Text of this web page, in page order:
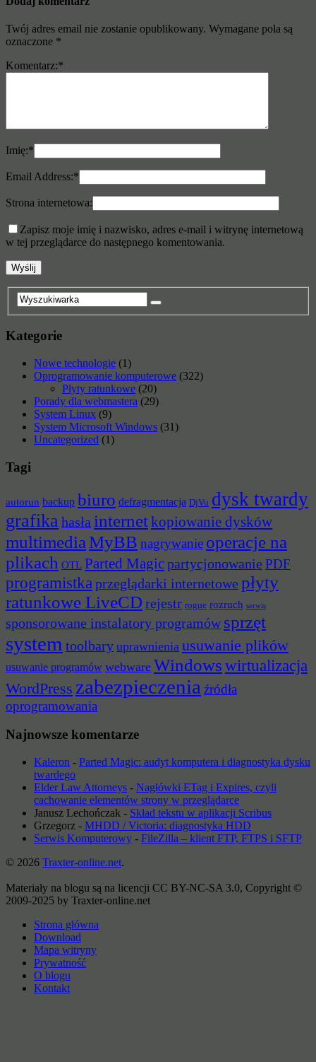
Twój adres email nie zostanie opublikowany. Wymagane pola są
oznaczone *
Komentarz:*
Imię:*
Email Address:*
Strona internetowa:
Zapisz moje imię i nazwisko, adres e-mail i witrynę internetową
w tej przeglądarce do następnego komentowania.
Kategorie
Nowe technologie (1)
Oprogramowanie komputerowe (322)
Płyty ratunkowe (20)
Porady dla webmastera (29)
System Linux (9)
System Microsoft Windows (31)
Uncategorized (1)
Tagi
autorun backup biuro defragmentacja DjVu dysk twardy
grafika hasła internetkopiowanie dysków
multimediaMyBB nagrywanie operacje na
plikach OTL Parted Magicpartycjonowanie PDF
programistka przeglądarki internetowe płyty
ratunkowe LiveCD rejestr rogue rozruch serwis
sponsorowane instalatory programów sprzęt
system toolbary uprawnienia usuwanie plików
usuwanie programów webware Windowswirtualizacja
WordPress zabezpieczenia źródła
oprogramowania
Najnowsze komentarze
Kaleron - Parted Magic: audyt komputera i diagnostyka dysku
twardego
Elder Law Attorneys - Nagłówki ETag i Expires, czyli
cachowanie elementów strony w przeglądarce
Janusz Lechończak - Skład tekstu w aplikacji Scribus
Grzegorz - MHDD / Victoria: diagnostyka HDD
Serwis Komputerowy - FileZilla – klient FTP, FTPS i SFTP
© 2026 Traxter-online.net.
Materiały na blogu są na licencji CC BY-NC-SA 3.0, Copyright ©
2009-2025 by Traxter-online.net
Strona główna
Download
Mapa witryny
Prywatność
O blogu
Kontakt